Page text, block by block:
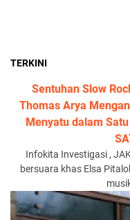
TERKINI
Sentuhan Slow
Thomas Arya
Menyatu dalam
Infokita Investigasi ,
bersuara khas Elsa